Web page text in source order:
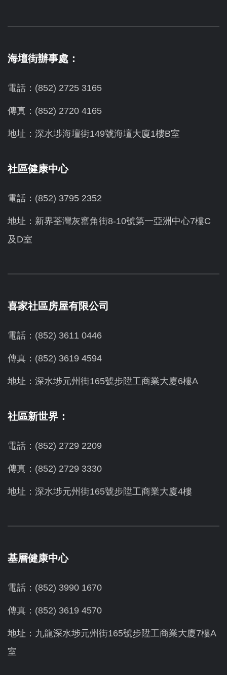
海壇街辦事處：
電話：(852) 2725 3165
傳真：(852) 2720 4165
地址：深水埗海壇街149號海壇大廈1樓B室
社區健康中心
電話：(852) 3795 2352
地址：新界荃灣灰窰角街8-10號第一亞洲中心7樓C
及D室
喜家社區房屋有限公司
電話：(852) 3611 0446
傳真：(852) 3619 4594
地址： 深水埗元州街165號步陞工商業大廈6樓A
社區新世界：
電話：(852) 2729 2209
傳真：(852) 2729 3330
地址：深水埗元州街165號步陞工商業大廈4樓
基層健康中心
電話：(852) 3990 1670
傳真：(852) 3619 4570
地址：九龍深水埗元州街165號步陞工商業大廈7樓A
室